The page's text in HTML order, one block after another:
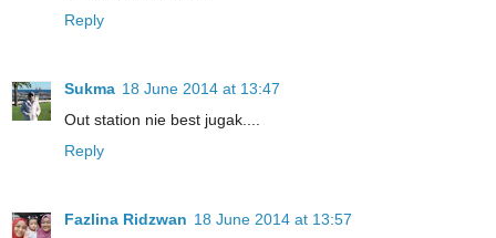
Reply
Sukma 18 June 2014 at 13:47
Out station nie best jugak....
Reply
Fazlina Ridzwan 18 June 2014 at 13:57